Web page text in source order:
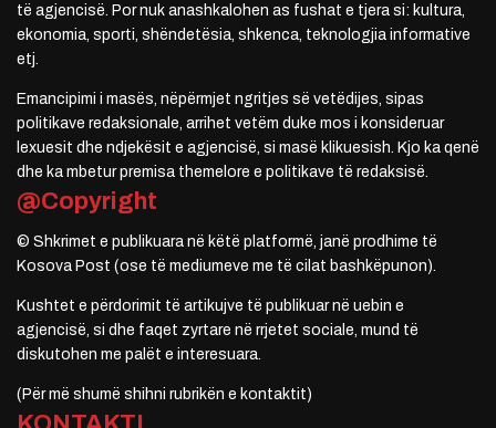
të agjencisë. Por nuk anashkalohen as fushat e tjera si: kultura,
ekonomia, sporti, shëndetësia, shkenca, teknologjia informative
etj.
Emancipimi i masës, nëpërmjet ngritjes së vetëdijes, sipas
politikave redaksionale, arrihet vetëm duke mos i konsideruar
lexuesit dhe ndjekësit e agjencisë, si masë klikuesish. Kjo ka qenë
dhe ka mbetur premisa themelore e politikave të redaksisë.
@Copyright
© Shkrimet e publikuara në këtë platformë, janë prodhime të
Kosova Post (ose të mediumeve me të cilat bashkëpunon).
Kushtet e përdorimit të artikujve të publikuar në uebin e
agjencisë, si dhe faqet zyrtare në rrjetet sociale, mund të
diskutohen me palët e interesuara.
(Për më shumë shihni rubrikën e kontaktit)